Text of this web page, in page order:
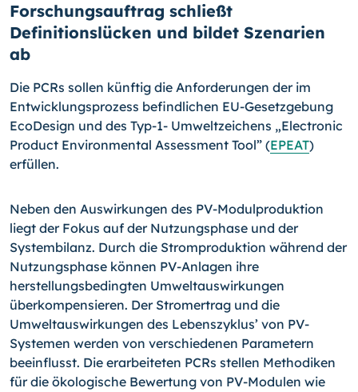
Forschungsauftrag schließt
Definitionslücken und bildet Szenarien
ab
Die PCRs sollen künftig die Anforderungen der im
Entwicklungsprozess befindlichen EU-Gesetzgebung
EcoDesign und des Typ-1- Umweltzeichens „Electronic
Product Environmental Assessment Tool” (EPEAT)
erfüllen.
Neben den Auswirkungen des PV-Modulproduktion
liegt der Fokus auf der Nutzungsphase und der
Systembilanz. Durch die Stromproduktion während der
Nutzungsphase können PV-Anlagen ihre
herstellungsbedingten Umweltauswirkungen
überkompensieren. Der Stromertrag und die
Umweltauswirkungen des Lebenszyklus’ von PV-
Systemen werden von verschiedenen Parametern
beeinflusst. Die erarbeiteten PCRs stellen Methodiken
für die ökologische Bewertung von PV-Modulen wie